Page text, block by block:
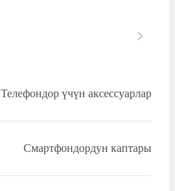
Телефондор үчүн аксессуарлар
Смартфондордун каптары